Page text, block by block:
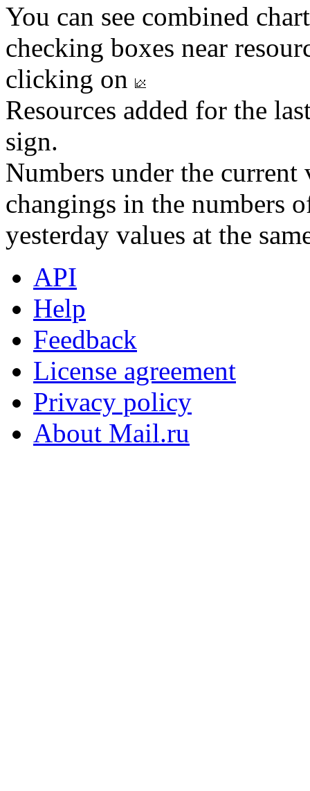
You can see combined
checking boxes near
clicking on
Resources added for the
sign.
Numbers under the
changings in the numbers
yesterday values at the
API
Help
Feedback
License agreement
Privacy policy
About Mail.ru